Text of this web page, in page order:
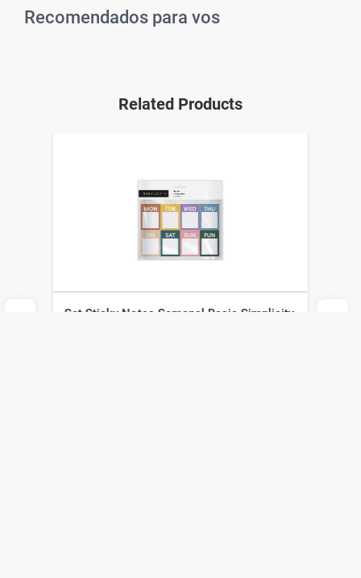
Recomendados para vos
Related Products
Set Sticky Notes Semanal Basic Simplicity